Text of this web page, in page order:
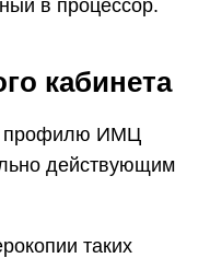
в процессор.
кабинета
профилю ИМЦ
действующим
таких